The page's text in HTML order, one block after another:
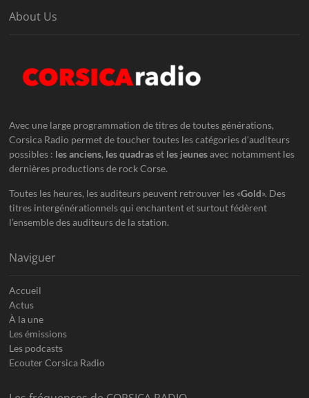
About Us
Avec une large programmation de titres de toutes générations,
Corsica Radio permet de toucher toutes les catégories d’auditeurs
possibles : les anciens, les quadraset les jeunesavec notamment les
dernières productions de rock Corse.
Toutes les heures, les auditeurs peuvent retrouver les «Gold». Des
titres intergénérationnels qui enchantent et surtout fédèrent
l’ensemble des auditeurs de la station.
Naviguer
Accueil
Actus
À la une
Les émissions
Les podcasts
Ecouter Corsica Radio